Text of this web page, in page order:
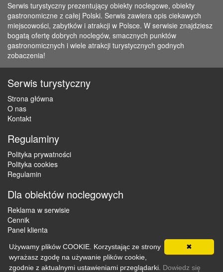
Serwis turystyczny prezentujący obiekty noclegowe, obiekty
gastronomiczne z całej Polski. Serwis zawiera opis ciekawych
miejscowości, zabytków i atrakcji w Polsce. W serwisie znajdziesz
bogatą ofertę dobrych noclegów, smacznych punktów
gastronomicznych i wiele atrakcji turystycznych godnych
zobaczenia!
Serwis turystyczny
Strona główna
O nas
Kontakt
Regulaminy
Polityka prywatności
Polityka cookies
Regulamin
Dla obiektów noclegowych
Reklama w serwisie
Cennik
Panel klienta
Copyright © 2012 - 2026 ZaklepNocleg.pl. Wszystkie prawa
zastrzeżone
✖
Używamy plików COOKIE. Korzystając ze strony
wyrażasz zgodę na używanie plików cookie,
zgodnie z aktualnymi ustawieniami przeglądarki. Dowiedz się